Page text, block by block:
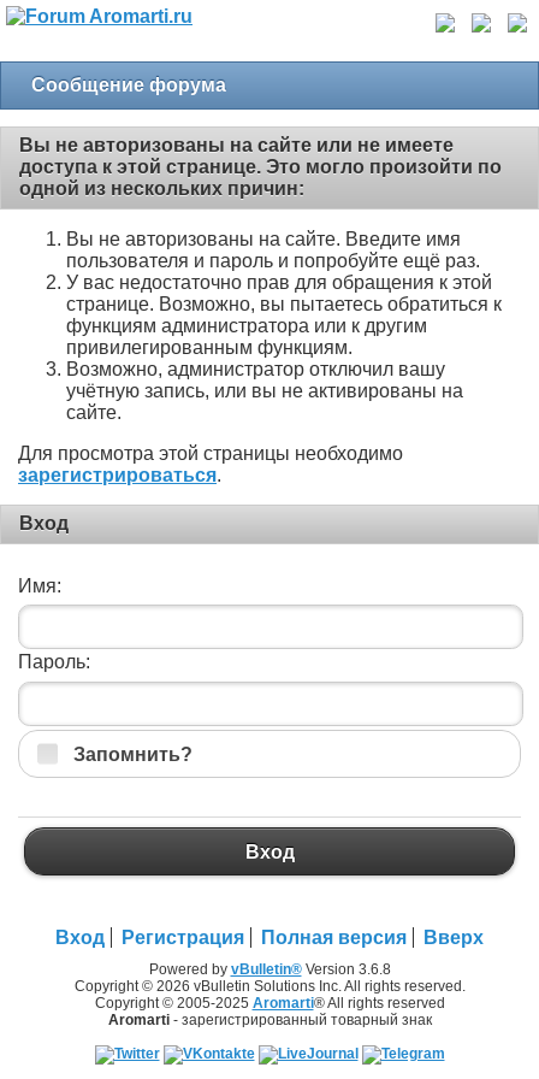
Сообщение форума
Вы не авторизованы на сайте или не имеете
доступа к этой странице. Это могло произойти по
одной из нескольких причин:
Вы не авторизованы на сайте. Введите имя
пользователя и пароль и попробуйте ещё раз.
У вас недостаточно прав для обращения к этой
странице. Возможно, вы пытаетесь обратиться к
функциям администратора или к другим
привилегированным функциям.
Возможно, администратор отключил вашу
учётную запись, или вы не активированы на
сайте.
Для просмотра этой страницы необходимо
зарегистрироваться.
Вход
Имя:
Пароль:
Запомнить?
Вход
Вход Регистрация Полная версия Вверх
Powered by vBulletin®Version 3.6.8
Copyright © 2026 vBulletin Solutions Inc. All rights reserved.
Copyright © 2005-2025 Aromarti® All rights reserved
Aromarti- зарегистрированный товарный знак